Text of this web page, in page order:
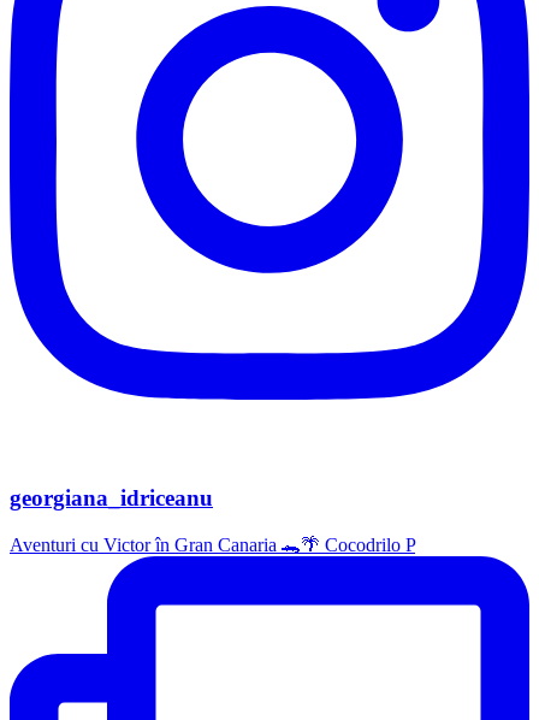
georgiana_idriceanu
Aventuri cu Victor în Gran Canaria 🐊🌴 Cocodrilo P